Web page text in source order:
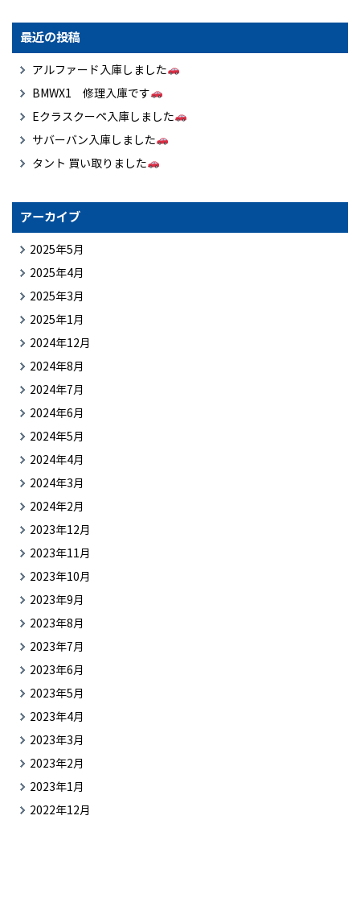
最近の投稿
アルファード入庫しました
BMWX1 修理入庫です
Eクラスクーペ入庫しました
サバーバン入庫しました
タント 買い取りました
アーカイブ
2025年5月
2025年4月
2025年3月
2025年1月
2024年12月
2024年8月
2024年7月
2024年6月
2024年5月
2024年4月
2024年3月
2024年2月
2023年12月
2023年11月
2023年10月
2023年9月
2023年8月
2023年7月
2023年6月
2023年5月
2023年4月
2023年3月
2023年2月
2023年1月
2022年12月